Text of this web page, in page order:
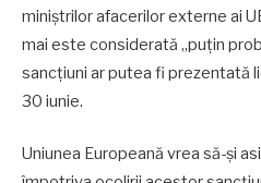
miniştrilor afacerilor externe ai
mai este considerată „puţin
sancţiuni ar putea fi prezentată
30 iunie.
Uniunea Europeană vrea să-şi